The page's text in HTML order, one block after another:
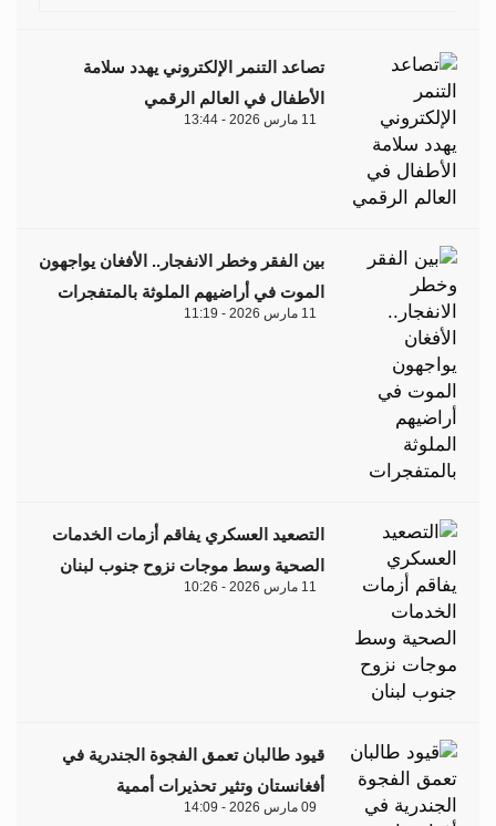
تصاعد التنمر الإلكتروني يهدد سلامة
الأطفال في العالم الرقمي
11 مارس 2026 - 13:44
بين الفقر وخطر الانفجار.. الأفغان يواجهون
الموت في أراضيهم الملوثة بالمتفجرات
11 مارس 2026 - 11:19
التصعيد العسكري يفاقم أزمات الخدمات
الصحية وسط موجات نزوح جنوب لبنان
11 مارس 2026 - 10:26
قيود طالبان تعمق الفجوة الجندرية في
أفغانستان وتثير تحذيرات أممية
09 مارس 2026 - 14:09